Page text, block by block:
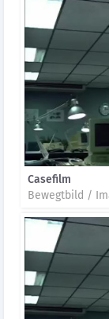
Casefilm
Bewegtbild /